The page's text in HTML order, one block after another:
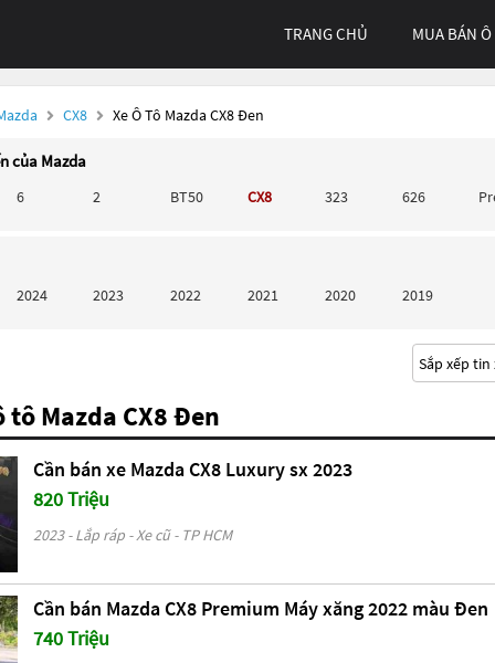
TRANG CHỦ MUA BÁN
CX8 Xe Ô Tô Mazda CX8 Đen
của Mazda
6 2 BT50 CX8 323 626
2024 2023 2022 2021 2020 2019
tô Mazda CX8 Đen
Cần bán xe Mazda CX8 Luxury sx 2023
820 Triệu
2023 - Lắp ráp - Xe cũ - TP HCM
Cần bán Mazda CX8 Premium Máy xăng 2022 màu Đen
740 Triệu